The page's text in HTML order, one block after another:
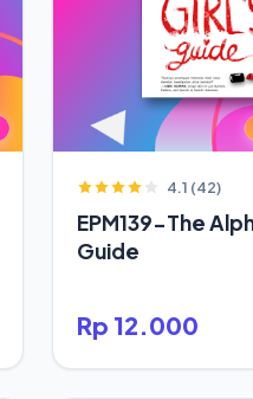
4.1 (42)
EPM139-The
Guide
Rp 12.000